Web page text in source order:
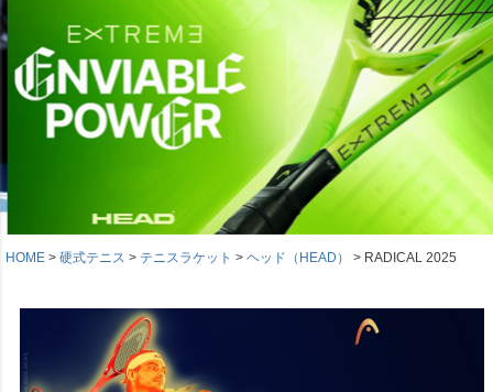
HOME 硬式テニス テニスラケット ヘッド（HEAD） RADICAL 2025